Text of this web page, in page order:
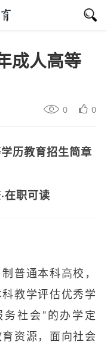
成人高等
0 0
历教育招生简章
在职可读
普通本科高校，
教学评估优秀学
社会”的办学定
资源，面向社会